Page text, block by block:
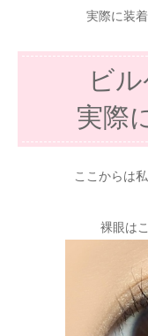
実際に装
ビ
実際
ここからは
裸眼は